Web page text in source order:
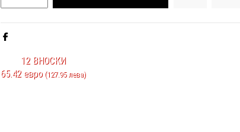
12ВНОСКИ
65.42 евро(127.95 лева)